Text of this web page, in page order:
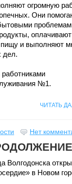
огромную
Они
оплачивают
пищу и выполняют
дел.
№1.
ЧИТАТЬ
Нет
Волгодонска
в Новом